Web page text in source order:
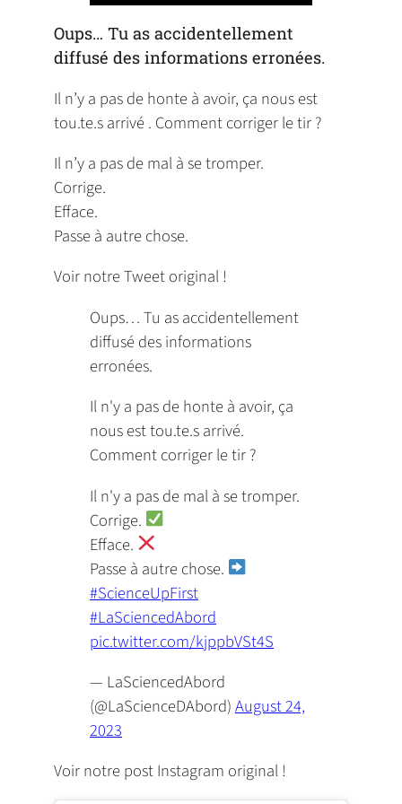
Oups… Tu as accidentellement
diffusé des informations erronées.
Il n’y a pas de honte à avoir, ça nous est
tou.te.s arrivé . Comment corriger le tir ?
Il n’y a pas de mal à se tromper.
Corrige.
Efface.
Passe à autre chose.
Voir notre Tweet original !
Oups… Tu as accidentellement
diffusé des informations
erronées.
Il n'y a pas de honte à avoir, ça
nous est tou.te.s arrivé.
Comment corriger le tir ?
Il n'y a pas de mal à se tromper.
Corrige.
Efface.
Passe à autre chose.
#ScienceUpFirst
#LaSciencedAbord
pic.twitter.com/kjppbVSt4S
— LaSciencedAbord
(@LaScienceDAbord)August 24,
2023
Voir notre post Instagram original !